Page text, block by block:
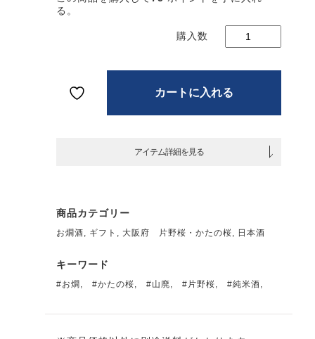
る。
生原酒
カートに入れる
アイテム詳細を見る
商品カテゴリー
お燗酒, ギフト , 大阪府 片野桜・かたの桜, 日本酒
キーワード
#お燗 , #かたの桜, #山廃, #片野桜, #純米酒,